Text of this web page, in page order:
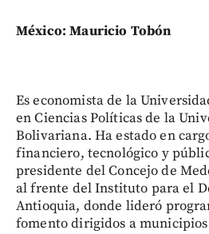
México: Mauricio Tobón
Es economista de la
en Ciencias Políticas de la
Bolivariana. Ha estado en
financiero, tecnológico y
presidente del Concejo de
al frente del Instituto para el
Antioquia, donde lideró
fomento dirigidos a